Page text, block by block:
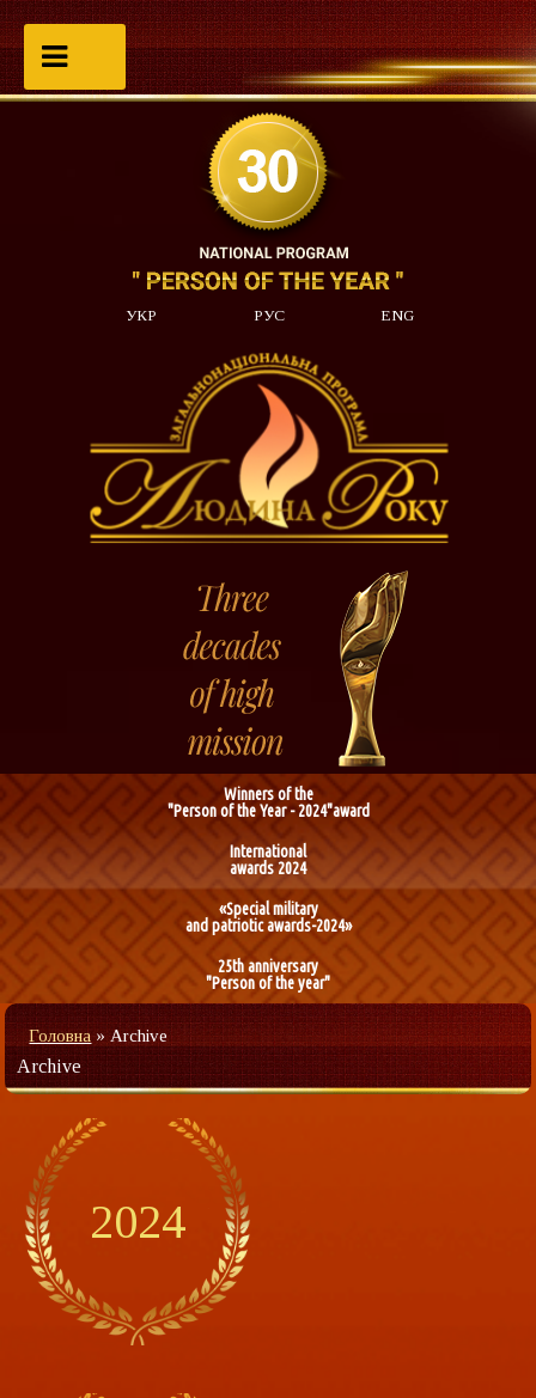
УКР РУС ENG
Winners of the
"Person of the Year - 2024"award
International
awards 2024
«Special military
and patriotic awards-2024»
25th anniversary
"Person of the year"
Головна»Archive
Archive
2024